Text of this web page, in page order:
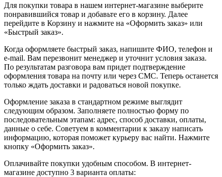
Для покупки товара в нашем интернет-магазине выберите
понравившийся товар и добавьте его в корзину. Далее
перейдите в Корзину и нажмите на «Оформить заказ» или
«Быстрый заказ».
Когда оформляете быстрый заказ, напишите ФИО, телефон и
e-mail. Вам перезвонит менеджер и уточнит условия заказа.
По результатам разговора вам придет подтверждение
оформления товара на почту или через СМС. Теперь останется
только ждать доставки и радоваться новой покупке.
Оформление заказа в стандартном режиме выглядит
следующим образом. Заполняете полностью форму по
последовательным этапам: адрес, способ доставки, оплаты,
данные о себе. Советуем в комментарии к заказу написать
информацию, которая поможет курьеру вас найти. Нажмите
кнопку «Оформить заказ».
Оплачивайте покупки удобным способом. В интернет-
магазине доступно 3 варианта оплаты: